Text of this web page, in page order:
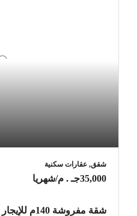
شقق, عقارات سكنية
35,000جـ . م /شهريا
شقة مفروشة